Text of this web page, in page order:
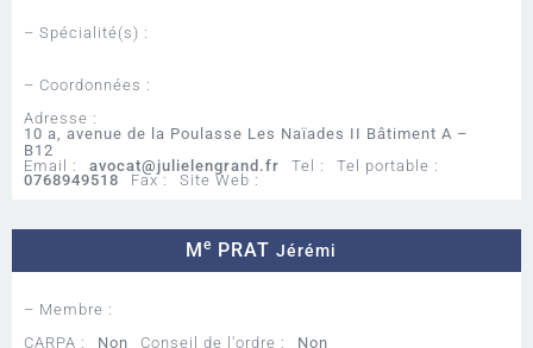
– Spécialité(s) :
– Coordonnées :
Adresse :
10 a, avenue de la Poulasse Les Naïades II Bâtiment A –
B12
Email :
avocat@julielengrand.fr Tel :
Tel portable :
0768949518
Fax : Site Web :
Me PRAT Jérémi
– Membre :
CARPA :
Non Conseil de l'ordre : Non